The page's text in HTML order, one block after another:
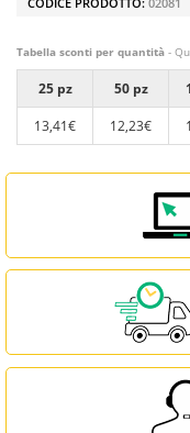
Tabella sconti per quantità -
25 pz 50 pz
13,41€
12,23€